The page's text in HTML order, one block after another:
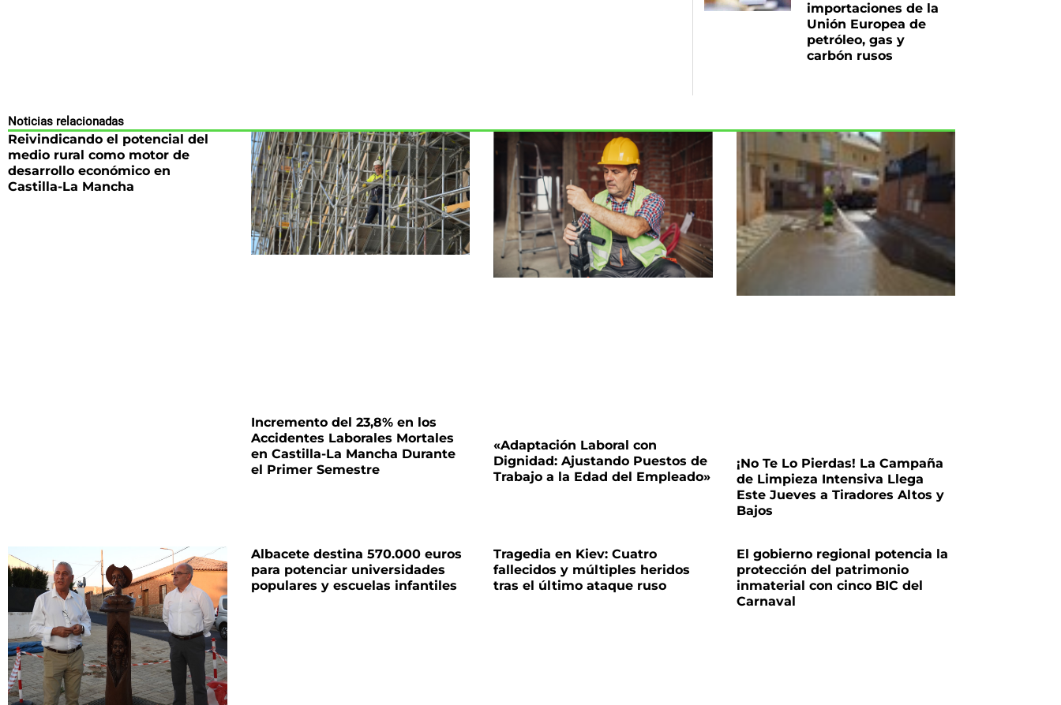
importaciones de la
Unión Europea de
petróleo, gas y
carbón rusos
Noticias relacionadas
Reivindicando el potencial del
medio rural como motor de
desarrollo económico en
Castilla-La Mancha
Incremento del 23,8% en los
Accidentes Laborales Mortales
en Castilla-La Mancha Durante
el Primer Semestre
«Adaptación Laboral con
Dignidad: Ajustando Puestos de
Trabajo a la Edad del Empleado»
¡No Te Lo Pierdas! La Campaña
de Limpieza Intensiva Llega
Este Jueves a Tiradores Altos y
Bajos
Albacete destina 570.000 euros
para potenciar universidades
populares y escuelas infantiles
Tragedia en Kiev: Cuatro
fallecidos y múltiples heridos
tras el último ataque ruso
El gobierno regional potencia la
protección del patrimonio
inmaterial con cinco BIC del
Carnaval